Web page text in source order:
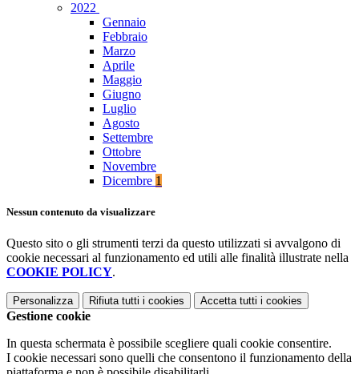
2022
Gennaio
Febbraio
Marzo
Aprile
Maggio
Giugno
Luglio
Agosto
Settembre
Ottobre
Novembre
Dicembre 1
Nessun contenuto da visualizzare
Questo sito o gli strumenti terzi da questo utilizzati si avvalgono di
cookie necessari al funzionamento ed utili alle finalità illustrate nella
COOKIE POLICY.
Personalizza Rifiuta tutti i cookies Accetta tutti i cookies
Gestione cookie
In questa schermata è possibile scegliere quali cookie consentire.
I cookie necessari sono quelli che consentono il funzionamento della